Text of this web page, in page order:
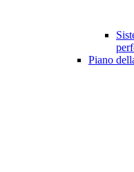
Piano